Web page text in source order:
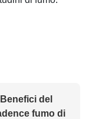
Benefici del
fumo di